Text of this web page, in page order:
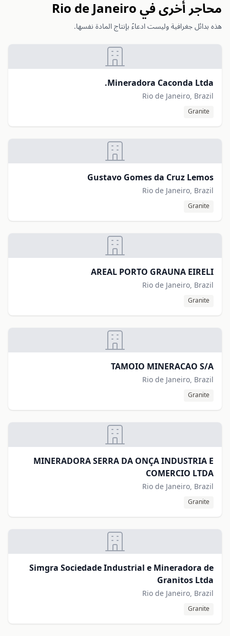
محاجر أخرى في Rio de Janeiro
هذه بدائل جغرافية وليست ادعاءً بإنتاج المادة نفسها.
Mineradora Caconda Ltda.
Rio de Janeiro, Brazil
Granite
Gustavo Gomes da Cruz Lemos
Rio de Janeiro, Brazil
Granite
AREAL PORTO GRAUNA EIRELI
Rio de Janeiro, Brazil
Granite
TAMOIO MINERACAO S/A
Rio de Janeiro, Brazil
Granite
MINERADORA SERRA DA ONÇA INDUSTRIA E
COMERCIO LTDA
Rio de Janeiro, Brazil
Granite
Simgra Sociedade Industrial e Mineradora de
Granitos Ltda
Rio de Janeiro, Brazil
Granite